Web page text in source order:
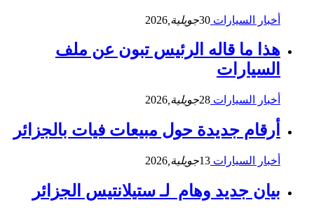
أخبار السيارات 30جويلية, 2026
هذا ما قاله الرئيس تبون عن ملف
السيارات
أخبار السيارات 28جويلية, 2026
أرقام جديدة حول مبيعات فيات بالجزائر
أخبار السيارات 13جويلية, 2026
بيان جديد وهام لـ ستيلانتيس الجزائر